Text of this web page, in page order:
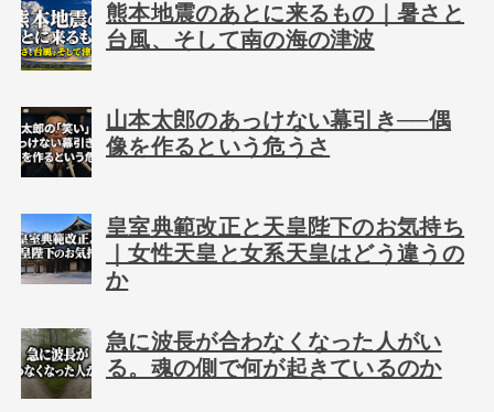
熊本地震のあとに来るもの｜暑さと
台風、そして南の海の津波
山本太郎のあっけない幕引き──偶
像を作るという危うさ
皇室典範改正と天皇陛下のお気持ち
｜女性天皇と女系天皇はどう違うの
か
急に波長が合わなくなった人がい
る。魂の側で何が起きているのか